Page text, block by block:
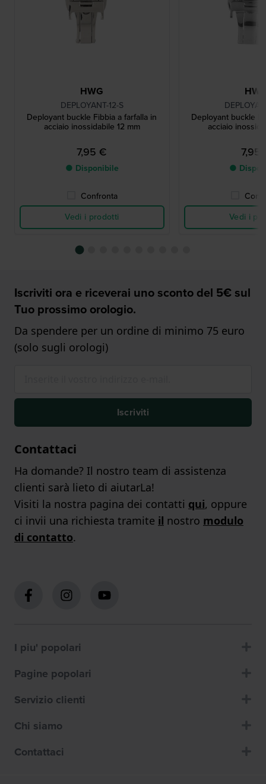
HWG
DEPLOYANT-12-S
Deployant buckle Fibbia a farfalla in
acciaio inossidabile 12 mm
7,95 €
● Disponibile
Confronta
Vedi i prodotti
Deployant buckle
acciaio
7,95
●
Vedi i
Iscriviti ora e riceverai uno sconto del 5€ sul
Tuo prossimo orologio.
Da spendere per un ordine di minimo 75 euro
(solo sugli orologi)
Iscriviti
Contattaci
Ha domande? Il nostro team di assistenza
clienti sarà lieto di aiutarLa!
Visiti la nostra pagina dei contatti qui, oppure
ci invii una richiesta tramite il nostro modulo
di contatto.
I piu' popolari
Pagine popolari
Servizio clienti
Chi siamo
Contattaci